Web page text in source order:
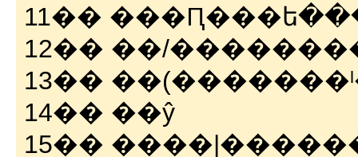
11��
12�� ��/
13��
14�� ��ŷ
15��